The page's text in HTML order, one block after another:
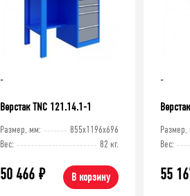
10451
Стеллаж металлический ТСУ Универсал,
-
Верстак TNC 121.14.1-1
Размер, мм:
855x1196x696
Вес:
82 кг.
50 466 ₽ В корзину
-
Размер,
Вес:
55